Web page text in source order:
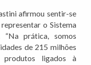
afirmou sentir-se
o Sistema
prática, somos
de 215 milhões
produtos ligados à